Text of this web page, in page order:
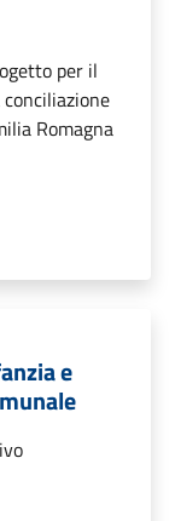
per il
Romagna
e